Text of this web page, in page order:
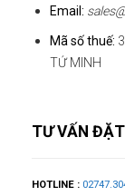
Email:
Mã số thuế:
TỨ MINH
TƯ VẤN
HOTLINE :